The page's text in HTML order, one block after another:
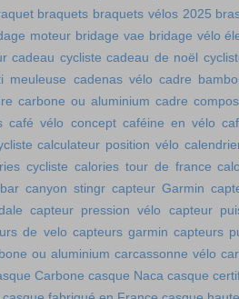
braquets braquets vélos 2025
moteur bridage vae bridage vélo
cadeau cycliste cadeau de noël
meuleuse cadenas vélo cadre
carbone ou aluminium cadre
café vélo concept caféine en vélo
calculateur position vélo
cycliste calories tour de france
canyon stingr capteur Garmin
capteur pression vélo
capteur
de velo capteurs garmin capteurs
ou aluminium carcassonne vélo
Carbone casque Naca casque